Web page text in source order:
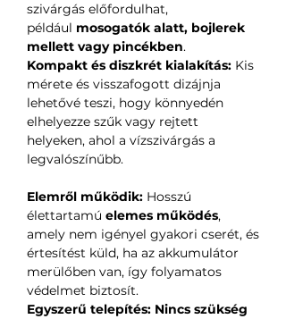
szivárgás előfordulhat,
például mosogatók alatt, bojlerek
mellett vagy pincékben.
Kompakt és diszkrét kialakítás: Kis
mérete és visszafogott dizájnja
lehetővé teszi, hogy könnyedén
elhelyezze szűk vagy rejtett
helyeken, ahol a vízszivárgás a
legvalószínűbb.
Elemről működik: Hosszú
élettartamú elemes működés,
amely nem igényel gyakori cserét, és
értesítést küld, ha az akkumulátor
merülőben van, így folyamatos
védelmet biztosít.
Egyszerű telepítés: Nincs szükség